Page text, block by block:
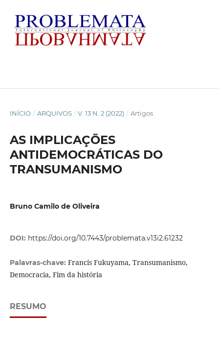
INÍCIO / ARQUIVOS / V. 13 N. 2 (2022) / Artigos
AS IMPLICAÇÕES
ANTIDEMOCRÁTICAS DO
TRANSUMANISMO
Bruno Camilo de Oliveira
DOI: https://doi.org/10.7443/problemata.v13i2.61232
Palavras-chave: Francis Fukuyama, Transumanismo,
Democracia, Fim da história
RESUMO